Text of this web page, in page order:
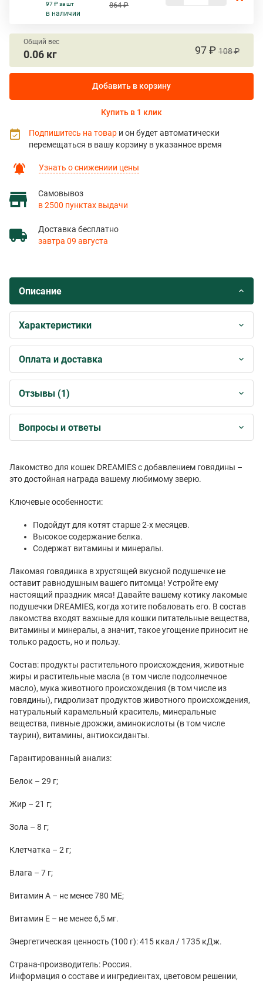
97 ₽ за шт
в наличии
864 ₽
Узнать о снижениии цены
Самовывоз
в 2500 пунктах выдачи
Доставка бесплатно
завтра 09 августа
Общий вес
0.06 кг 97 ₽ 108 ₽
Добавить в корзину
Купить в 1 клик
Подпишитесь на товар и он будет автоматически
перемещаться в вашу корзину в указанное время
Описание
Характеристики
Оплата и доставка
Отзывы (1)
Вопросы и ответы
Лакомство для кошек DREAMIES с добавлением говядины –
это достойная награда вашему любимому зверю.
Ключевые особенности:
Подойдут для котят старше 2-х месяцев.
Высокое содержание белка.
Содержат витамины и минералы.
Лакомая говядинка в хрустящей вкусной подушечке не
оставит равнодушным вашего питомца! Устройте ему
настоящий праздник мяса! Давайте вашему котику лакомые
подушечки DREAMIES, когда хотите побаловать его. В состав
лакомства входят важные для кошки питательные вещества,
витамины и минералы, а значит, такое угощение приносит не
только радость, но и пользу.
Состав: продукты растительного происхождения, животные
жиры и растительные масла (в том числе подсолнечное
масло), мука животного происхождения (в том числе из
говядины), гидролизат продуктов животного происхождения,
натуральный карамельный краситель, минеральные
вещества, пивные дрожжи, аминокислоты (в том числе
таурин), витамины, антиоксиданты.
Гарантированный анализ:
Белок – 29 г;
Жир – 21 г;
Зола – 8 г;
Клетчатка – 2 г;
Влага – 7 г;
Витамин А – не менее 780 МЕ;
Витамин Е – не менее 6,5 мг.
Энергетическая ценность (100 г): 415 ккал / 1735 кДж.
Страна-производитель: Россия.
Информация о составе и ингредиентах, цветовом решении,